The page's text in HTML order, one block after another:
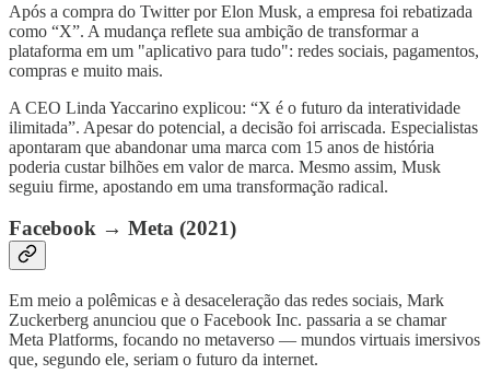
Após a compra do Twitter por Elon Musk, a empresa foi rebatizada
como “X”. A mudança reflete sua ambição de transformar a
plataforma em um "aplicativo para tudo": redes sociais, pagamentos,
compras e muito mais.
A CEO Linda Yaccarino explicou: “X é o futuro da interatividade
ilimitada”. Apesar do potencial, a decisão foi arriscada. Especialistas
apontaram que abandonar uma marca com 15 anos de história
poderia custar bilhões em valor de marca. Mesmo assim, Musk
seguiu firme, apostando em uma transformação radical.
Facebook → Meta (2021)
Em meio a polêmicas e à desaceleração das redes sociais, Mark
Zuckerberg anunciou que o Facebook Inc. passaria a se chamar
Meta Platforms, focando no metaverso — mundos virtuais imersivos
que, segundo ele, seriam o futuro da internet.